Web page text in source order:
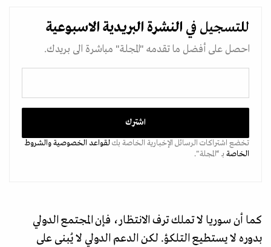
للتسجيل في النشرة البريدية الاسبوعية
احصل على أفضل ما تقدمه "المجلة" مباشرة الى بريدك.
تخضع اشتراكات الرسائل الإخبارية الخاصة بكلقواعد الخصوصيةوالشروط
الخاصة بـ “المجلة".
كما أن سوريا لا تملك ترف الانتظار، فإن المجتمع الدولي
بدوره لا يستطيع التلكؤ. لكن الدعم الدولي لا يُبنى على